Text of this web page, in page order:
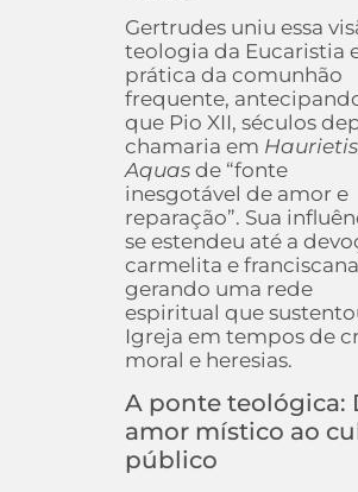
Gertrudes uniu essa
teologia da Eucaristia
prática da comunhão
frequente,
que Pio XII, séculos
chamaria em Haurietis
Aquasde “fonte
inesgotável de amor e
reparação”. Sua
se estendeu até a
carmelita e
gerando uma rede
espiritual que
Igreja em tempos de
moral e heresias.
A ponte teológica:
amor místico ao
público